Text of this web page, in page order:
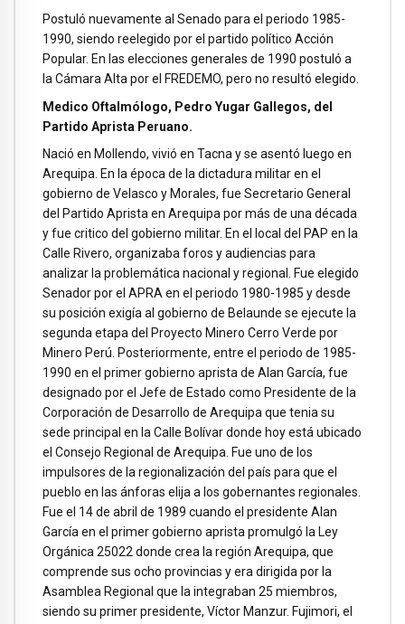
Postuló nuevamente al Senado para el periodo 1985-
1990, siendo reelegido por el partido político Acción
Popular. En las elecciones generales de 1990 postuló a
la Cámara Alta por el FREDEMO, pero no resultó elegido.
Medico Oftalmólogo, Pedro Yugar Gallegos, del
Partido Aprista Peruano.
Nació en Mollendo, vivió en Tacna y se asentó luego en
Arequipa. En la época de la dictadura militar en el
gobierno de Velasco y Morales, fue Secretario General
del Partido Aprista en Arequipa por más de una década
y fue critico del gobierno militar. En el local del PAP en la
Calle Rivero, organizaba foros y audiencias para
analizar la problemática nacional y regional. Fue elegido
Senador por el APRA en el periodo 1980-1985 y desde
su posición exigía al gobierno de Belaunde se ejecute la
segunda etapa del Proyecto Minero Cerro Verde por
Minero Perú. Posteriormente, entre el periodo de 1985-
1990 en el primer gobierno aprista de Alan García, fue
designado por el Jefe de Estado como Presidente de la
Corporación de Desarrollo de Arequipa que tenia su
sede principal en la Calle Bolívar donde hoy está ubicado
el Consejo Regional de Arequipa. Fue uno de los
impulsores de la regionalización del país para que el
pueblo en las ánforas elija a los gobernantes regionales.
Fue el 14 de abril de 1989 cuando el presidente Alan
García en el primer gobierno aprista promulgó la Ley
Orgánica 25022 donde crea la región Arequipa, que
comprende sus ocho provincias y era dirigida por la
Asamblea Regional que la integraban 25 miembros,
siendo su primer presidente, Víctor Manzur. Fujimori, el